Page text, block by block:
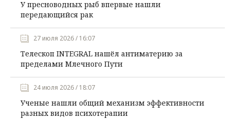
У пресноводных рыб впервые нашли
передающийся рак
27 июля 2026 / 16:07
Телескоп INTEGRAL нашёл антиматерию за
пределами Млечного Пути
24 июля 2026 / 18:07
Ученые нашли общий механизм эффективности
разных видов психотерапии